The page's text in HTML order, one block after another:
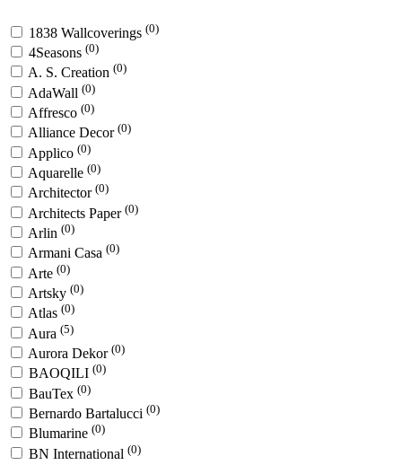
1838 Wallcoverings (0)
4Seasons (0)
A. S. Creation (0)
AdaWall (0)
Affresco (0)
Alliance Decor (0)
Applico (0)
Aquarelle (0)
Architector (0)
Architects Paper (0)
Arlin (0)
Armani Casa (0)
Arte (0)
Artsky (0)
Atlas (0)
Aura (5)
Aurora Dekor (0)
BAOQILI (0)
BauTex (0)
Bernardo Bartalucci (0)
Blumarine (0)
BN International (0)